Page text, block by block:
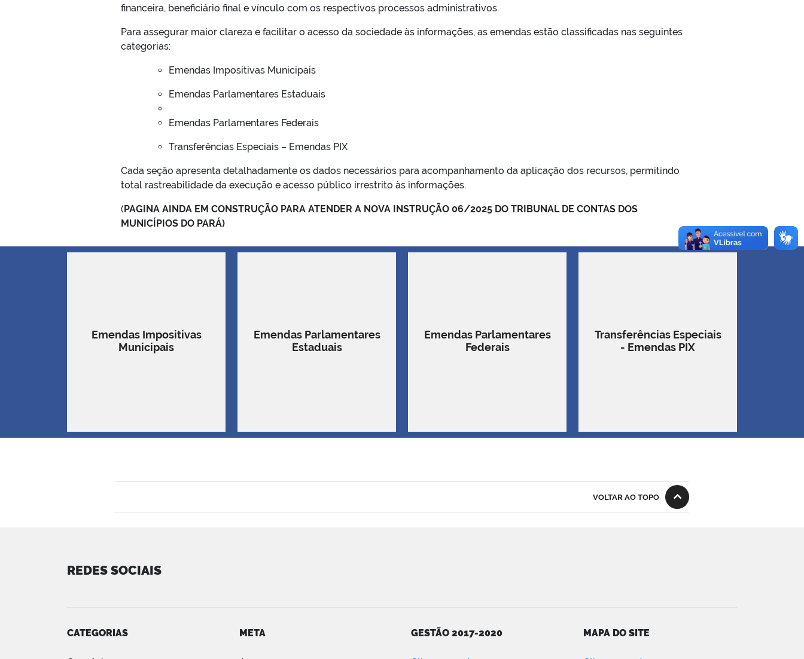
financeira, beneficiário final e vínculo com os respectivos processos administrativos.
Para assegurar maior clareza e facilitar o acesso da sociedade às informações, as emendas estão classificadas nas seguintes
categorias:
Emendas Impositivas Municipais
Emendas Parlamentares Estaduais
Emendas Parlamentares Federais
Transferências Especiais – Emendas PIX
Cada seção apresenta detalhadamente os dados necessários para acompanhamento da aplicação dos recursos, permitindo
total rastreabilidade da execução e acesso público irrestrito às informações.
(PAGINA AINDA EM CONSTRUÇÃO PARA ATENDER A NOVA INSTRUÇÃO 06/2025 DO TRIBUNAL DE CONTAS DOS
MUNICÍPIOS DO PARÁ)
Emendas Impositivas
Municipais
Emendas Parlamentares
Estaduais
Emendas Parlamentares
Federais
Transferências Especiais
- Emendas PIX
VOLTAR AO TOPO
REDES SOCIAIS
CATEGORIAS META GESTÃO 2017-2020 MAPA DO SITE